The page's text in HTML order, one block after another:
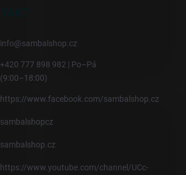
info@sambalshop.cz
+420 777 898 982 | Po–Pá
(9:00–18:00)
https://www.facebook.com/sambalshop.cz
sambalshopcz
sambalshop.cz
https://www.youtube.com/channel/UCc-